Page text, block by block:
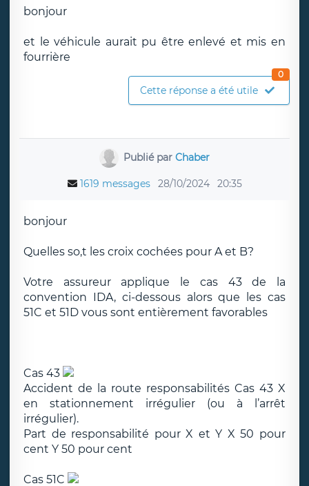
bonjour
et le véhicule aurait pu être enlevé et mis en
fourrière
Cette réponse a été utile
0
Publié parChaber
1619 messages 28/10/2024 20:35
bonjour
Quelles so,t les croix cochées pour A et B?
Votre assureur applique le cas 43 de la
convention IDA, ci-dessous alors que les cas
51C et 51D vous sont entièrement favorables
Cas 43
Accident de la route responsabilités Cas 43 X
en stationnement irrégulier (ou à l’arrêt
irrégulier).
Part de responsabilité pour X et Y X 50 pour
cent Y 50 pour cent
Cas 51C